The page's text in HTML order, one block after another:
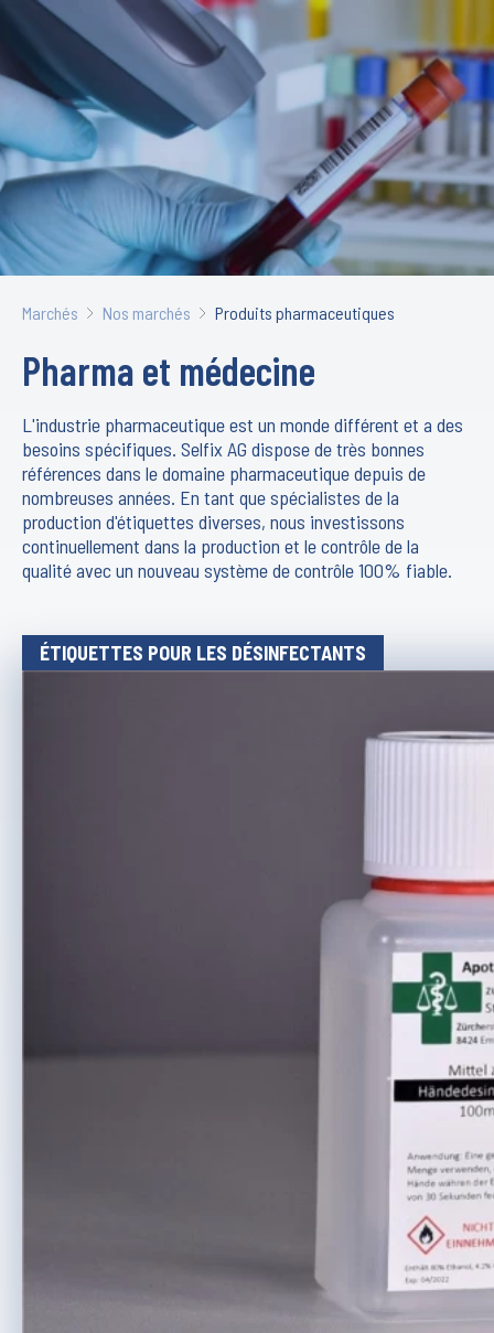
Marchés Nos marchés Produits pharmaceutiques
Pharma et médecine
L'industrie pharmaceutique est un monde différent et a des
besoins spécifiques. Selfix AG dispose de très bonnes
références dans le domaine pharmaceutique depuis de
nombreuses années. En tant que spécialistes de la
production d'étiquettes diverses, nous investissons
continuellement dans la production et le contrôle de la
qualité avec un nouveau système de contrôle 100% fiable.
ÉTIQUETTES POUR LES DÉSINFECTANTS